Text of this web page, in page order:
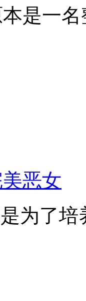
是一名
恶女
为了培